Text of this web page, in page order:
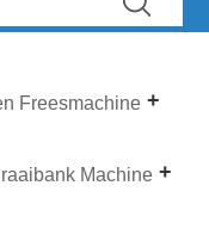
Freesmachine
Machine